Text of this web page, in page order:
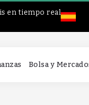
en tiempo real
Bolsa y